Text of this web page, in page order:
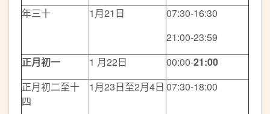
年三十 1月21日
07:30-16:30
21:00-23:59
正月初一
1 月22日 00:00-21:00
正月初二至十
四
1月23日至2月4日 07:30-18:00